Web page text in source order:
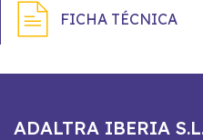
FICHA TÉCNICA
ADALTRA IBERIA